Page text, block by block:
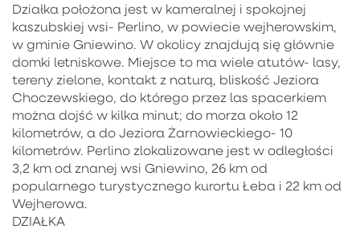
Działka położona jest w kameralnej i spokojnej
kaszubskiej wsi- Perlino, w powiecie wejherowskim,
w gminie Gniewino. W okolicy znajdują się głównie
domki letniskowe. Miejsce to ma wiele atutów- lasy,
tereny zielone, kontakt z naturą, bliskość Jeziora
Choczewskiego, do którego przez las spacerkiem
można dojść w kilka minut; do morza około 12
kilometrów, a do Jeziora Żarnowieckiego- 10
kilometrów. Perlino zlokalizowane jest w odległości
3,2 km od znanej wsi Gniewino, 26 km od
popularnego turystycznego kurortu Łeba i 22 km od
Wejherowa.
DZIAŁKA